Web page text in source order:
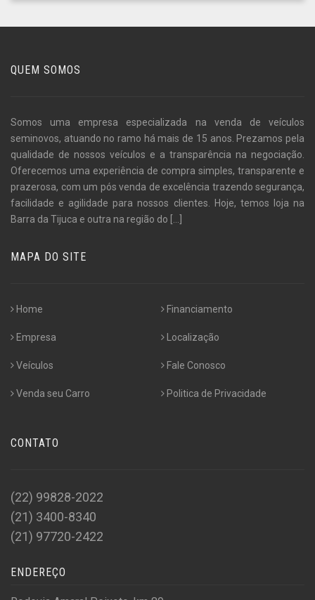
QUEM SOMOS
Somos uma empresa especializada na venda de veículos
seminovos, atuando no ramo há mais de 15 anos. Prezamos pela
qualidade de nossos veículos e a transparência na negociação.
Oferecemos uma experiência de compra simples, transparente e
prazerosa, com um pós venda de excelência trazendo segurança,
facilidade e agilidade para nossos clientes. Hoje, temos loja na
Barra da Tijuca e outra na região do [...]
MAPA DO SITE
Home
Empresa
Veículos
Venda seu Carro
Financiamento
Localização
Fale Conosco
Politica de Privacidade
CONTATO
(22) 99828-2022
(21) 3400-8340
(21) 97720-2422
ENDEREÇO